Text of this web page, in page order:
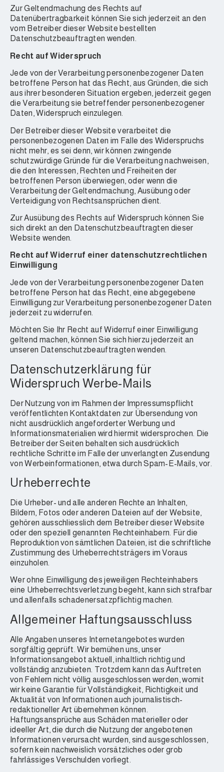
Zur Geltendmachung des Rechts auf
Datenübertragbarkeit können Sie sich jederzeit an den
vom Betreiber dieser Website bestellten
Datenschutzbeauftragten wenden.
Recht auf Widerspruch
Jede von der Verarbeitung personenbezogener Daten
betroffene Person hat das Recht, aus Gründen, die sich
aus ihrer besonderen Situation ergeben, jederzeit gegen
die Verarbeitung sie betreffender personenbezogener
Daten, Widerspruch einzulegen.
Der Betreiber dieser Website verarbeitet die
personenbezogenen Daten im Falle des Widerspruchs
nicht mehr, es sei denn, wir können zwingende
schutzwürdige Gründe für die Verarbeitung nachweisen,
die den Interessen, Rechten und Freiheiten der
betroffenen Person überwiegen, oder wenn die
Verarbeitung der Geltendmachung, Ausübung oder
Verteidigung von Rechtsansprüchen dient.
Zur Ausübung des Rechts auf Widerspruch können Sie
sich direkt an den Datenschutzbeauftragten dieser
Website wenden.
Recht auf Widerruf einer datenschutzrechtlichen
Einwilligung
Jede von der Verarbeitung personenbezogener Daten
betroffene Person hat das Recht, eine abgegebene
Einwilligung zur Verarbeitung personenbezogener Daten
jederzeit zu widerrufen.
Möchten Sie Ihr Recht auf Widerruf einer Einwilligung
geltend machen, können Sie sich hierzu jederzeit an
unseren Datenschutzbeauftragten wenden.
Datenschutzerklärung für
Widerspruch Werbe-Mails
Der Nutzung von im Rahmen der Impressumspflicht
veröffentlichten Kontaktdaten zur Übersendung von
nicht ausdrücklich angeforderter Werbung und
Informationsmaterialien wird hiermit widersprochen. Die
Betreiber der Seiten behalten sich ausdrücklich
rechtliche Schritte im Falle der unverlangten Zusendung
von Werbeinformationen, etwa durch Spam-E-Mails, vor.
Urheberrechte
Die Urheber- und alle anderen Rechte an Inhalten,
Bildern, Fotos oder anderen Dateien auf der Website,
gehören ausschliesslich dem Betreiber dieser Website
oder den speziell genannten Rechteinhabern. Für die
Reproduktion von sämtlichen Dateien, ist die schriftliche
Zustimmung des Urheberrechtsträgers im Voraus
einzuholen.
Wer ohne Einwilligung des jeweiligen Rechteinhabers
eine Urheberrechtsverletzung begeht, kann sich strafbar
und allenfalls schadenersatzpflichtig machen.
Allgemeiner Haftungsausschluss
Alle Angaben unseres Internetangebotes wurden
sorgfältig geprüft. Wir bemühen uns, unser
Informationsangebot aktuell, inhaltlich richtig und
vollständig anzubieten. Trotzdem kann das Auftreten
von Fehlern nicht völlig ausgeschlossen werden, womit
wir keine Garantie für Vollständigkeit, Richtigkeit und
Aktualität von Informationen auch journalistisch-
redaktioneller Art übernehmen können.
Haftungsansprüche aus Schäden materieller oder
ideeller Art, die durch die Nutzung der angebotenen
Informationen verursacht wurden, sind ausgeschlossen,
sofern kein nachweislich vorsätzliches oder grob
fahrlässiges Verschulden vorliegt.